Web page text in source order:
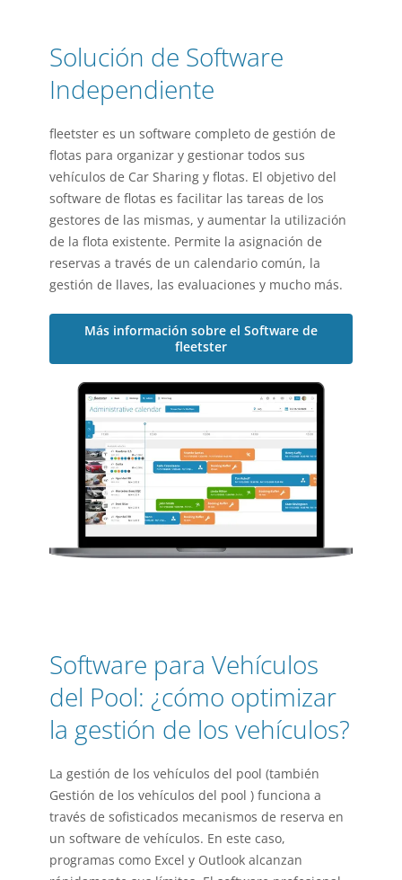
Solución de Software
Independiente
fleetster es un software completo de gestión de
flotas para organizar y gestionar todos sus
vehículos de Car Sharing y flotas. El objetivo del
software de flotas es facilitar las tareas de los
gestores de las mismas, y aumentar la utilización
de la flota existente. Permite la asignación de
reservas a través de un calendario común, la
gestión de llaves, las evaluaciones y mucho más.
Más información sobre el Software de
fleetster
Software para Vehículos
del Pool: ¿cómo optimizar
la gestión de los vehículos?
La gestión de los vehículos del pool (también
Gestión de los vehículos del pool ) funciona a
través de sofisticados mecanismos de reserva en
un software de vehículos. En este caso,
programas como Excel y Outlook alcanzan